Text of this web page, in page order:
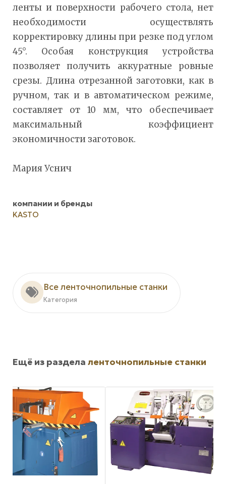
ленты и поверхности рабочего стола, нет
необходимости осуществлять
корректировку длины при резке под углом
45°. Особая конструкция устройства
позволяет получить аккуратные ровные
срезы. Длина отрезанной заготовки, как в
ручном, так и в автоматическом режиме,
составляет от 10 мм, что обеспечивает
максимальный коэффициент
экономичности заготовок.
Мария Уснич
компании и бренды
KASTO
Все ленточнопильные станки
Категория
Ещё из раздела ленточнопильные станки